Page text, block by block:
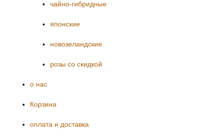
чайно-гибридные
японские
новозеландские
розы со скидкой
о нас
Корзина
оплата и доставка